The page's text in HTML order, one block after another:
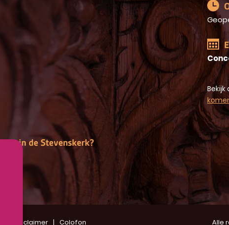
Bekijk
in de Stevenskerk?
Disclaimer Colofon Alle